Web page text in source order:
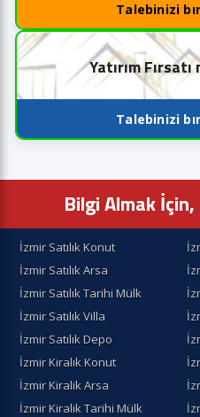
Talebinizi
Yatırım
Talebinizi
Bilgi Almak İçin,
İzmir Satılık Konut
İzmir Satılık Arsa
İzmir Satılık Tarihi Mülk
İzmir Satılık Villa
İzmir Satılık Depo
İzmir Kiralık Konut
İzmir Kiralik Arsa
İzmir Kiralik Tarihi Mülk